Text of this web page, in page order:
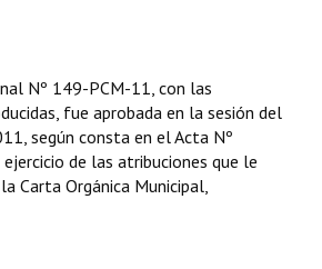
Nº 149-PCM-11, con las
fue aprobada en la sesión del
según consta en el Acta Nº
de las atribuciones que le
Carta Orgánica Municipal,